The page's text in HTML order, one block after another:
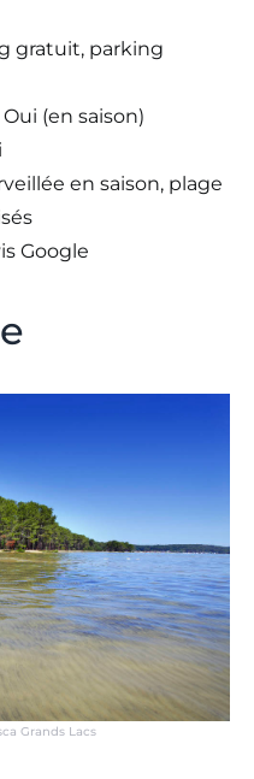
gratuit, parking
Oui (en saison)
en saison, plage
Google
Grands Lacs